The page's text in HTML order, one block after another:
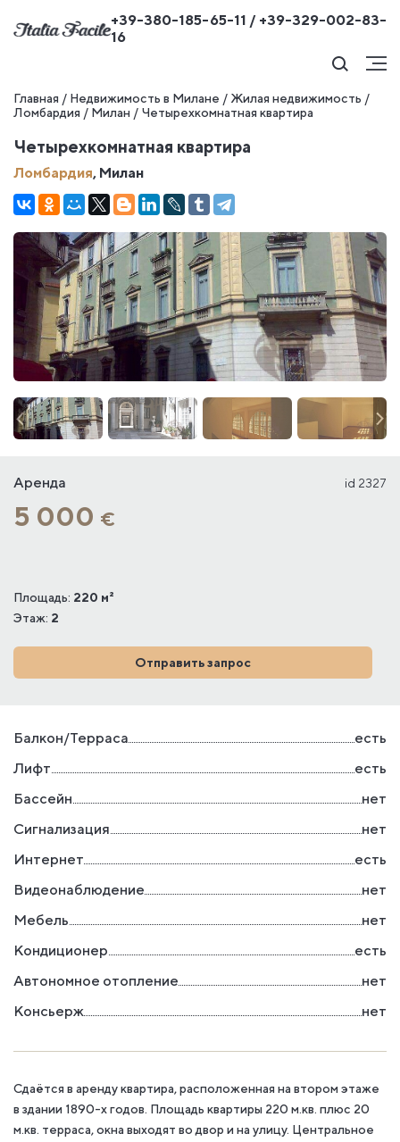
+39-380-185-65-11 / +39-329-002-83-
16
Главная / Недвижимость в Милане / Жилая недвижимость /
Ломбардия / Милан / Четырехкомнатная квартира
Четырехкомнатная квартира
Ломбардия, Милан
Аренда id 2327
5 000 €
Площадь: 220 м²
Этаж: 2
Отправить запрос
Балкон/Терраса
есть
Лифт
есть
Бассейн
нет
Сигнализация
нет
Интернет
есть
Видеонаблюдение
нет
Мебель
нет
Кондиционер
есть
Автономное отопление
нет
Консьерж
нет
Сдаётся в аренду квартира, расположенная на втором этаже
в здании 1890-х годов. Площадь квартиры 220 м.кв. плюс 20
м.кв. терраса, окна выходят во двор и на улицу. Центральное